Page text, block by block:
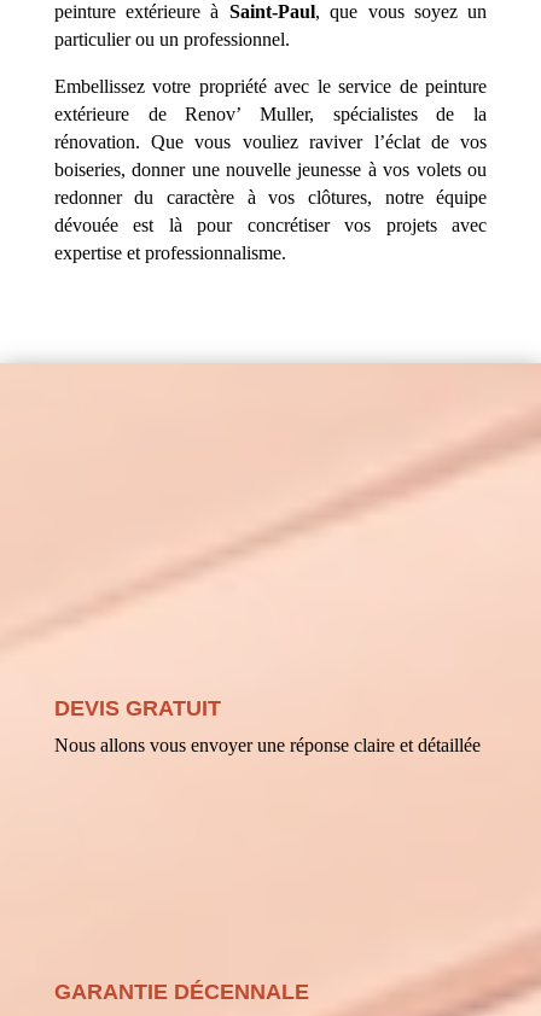
peinture extérieure à Saint-Paul, que vous soyez un
particulier ou un professionnel.
Embellissez votre propriété avec le service de peinture
extérieure de Renov’ Muller, spécialistes de la
rénovation. Que vous vouliez raviver l’éclat de vos
boiseries, donner une nouvelle jeunesse à vos volets ou
redonner du caractère à vos clôtures, notre équipe
dévouée est là pour concrétiser vos projets avec
expertise et professionnalisme.
DEVIS GRATUIT
Nous allons vous envoyer une réponse claire et détaillée
GARANTIE DÉCENNALE